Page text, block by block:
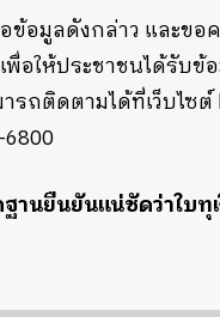
ข้อมูลดังกล่าว และข
อให้ประชาชนได้รับข้
ถติดตามได้ที่เว็บไซ
6800
นยืนยันแน่ชัดว่าใบทุ